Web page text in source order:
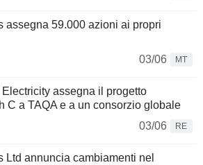
assegna 59.000 azioni ai propri
03/06
MT
Electricity assegna il progetto
C a TAQA e a un consorzio globale
03/06
RE
Ltd annuncia cambiamenti nel